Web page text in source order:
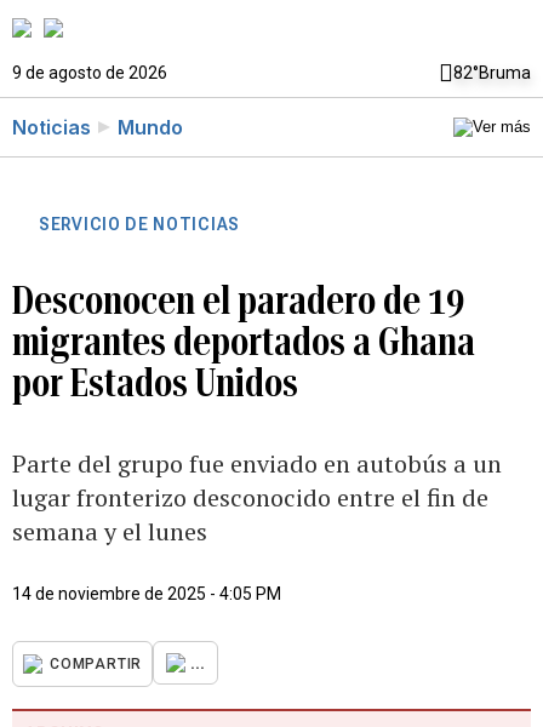
9 de agosto de 2026 82°Bruma
Noticias Mundo
SERVICIO DE NOTICIAS
Desconocen el paradero de 19
migrantes deportados a Ghana
por Estados Unidos
Parte del grupo fue enviado en autobús a un
lugar fronterizo desconocido entre el fin de
semana y el lunes
14 de noviembre de 2025 - 4:05 PM
COMPARTIR ...